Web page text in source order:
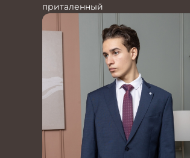
приталенный